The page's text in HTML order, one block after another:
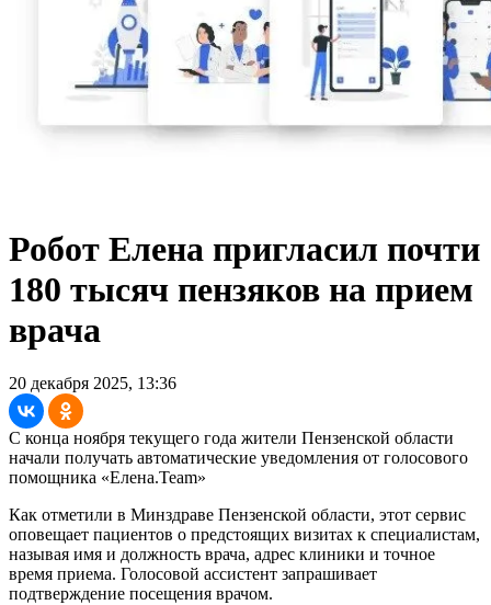
Робот Елена пригласил почти
180 тысяч пензяков на прием
врача
20 декабря 2025, 13:36
С конца ноября текущего года жители Пензенской области
начали получать автоматические уведомления от голосового
помощника «Елена.Team»
Как отметили в Минздраве Пензенской области, этот сервис
оповещает пациентов о предстоящих визитах к специалистам,
называя имя и должность врача, адрес клиники и точное
время приема. Голосовой ассистент запрашивает
подтверждение посещения врачом.